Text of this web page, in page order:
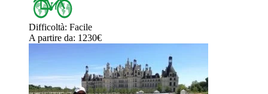
Difficoltà: Facile
A partire da: 1230€